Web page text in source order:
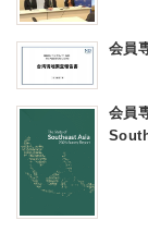
会員
会員